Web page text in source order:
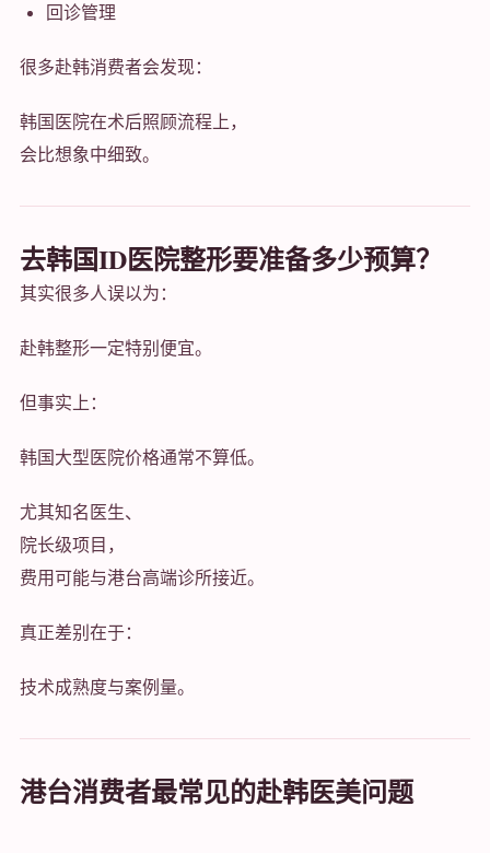
回诊管理
很多赴韩消费者会发现：
韩国医院在术后照顾流程上，
会比想象中细致。
去韩国ID医院整形要准备多少预算？
其实很多人误以为：
赴韩整形一定特别便宜。
但事实上：
韩国大型医院价格通常不算低。
尤其知名医生、
院长级项目，
费用可能与港台高端诊所接近。
真正差别在于：
技术成熟度与案例量。
港台消费者最常见的赴韩医美问题